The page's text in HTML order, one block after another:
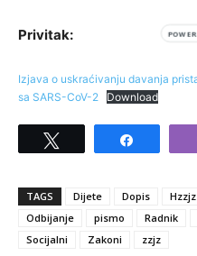
Privitak:
Izjava o uskraćivanju davanja
sa SARS-CoV-2
Download
TAGS Dijete Dopis Hzzjz
Odbijanje
pismo Radnik
Socijalni
Zakoni zzjz